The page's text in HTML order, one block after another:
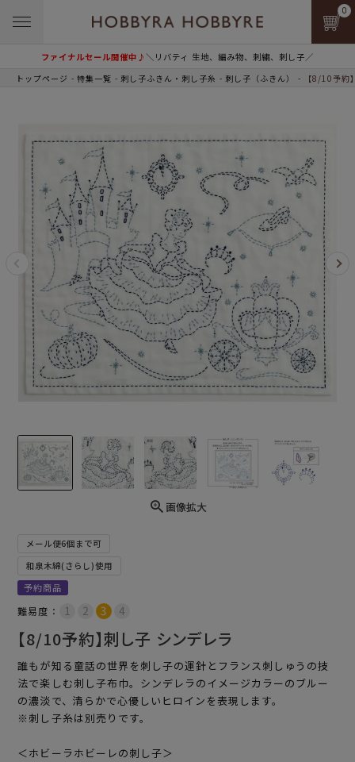
ファイナルセール開催中♪＼リバティ 生地、編み物、刺繍、刺し子／
0
トップページ 特集一覧 刺し子ふきん・刺し子糸 刺し子（ふきん） 【8/10予約
画像拡大
メール便6個まで可
和泉木綿(さらし)使用
予約商品
難易度：
【8/10予約】刺し子 シンデレラ
誰もが知る童話の世界を刺し子の運針とフランス刺しゅうの技
法で楽しむ刺し子布巾。シンデレラのイメージカラーのブルー
の濃淡で、清らかで心優しいヒロインを表現します。
※刺し子糸は別売りです。
＜ホビーラホビーレの刺し子＞